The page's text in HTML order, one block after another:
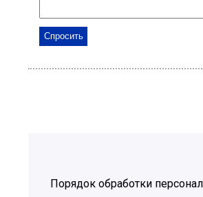
Порядок обработки